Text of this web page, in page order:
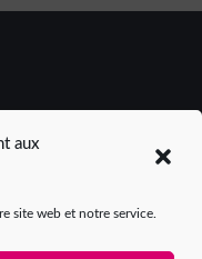
aux
site web et notre service.